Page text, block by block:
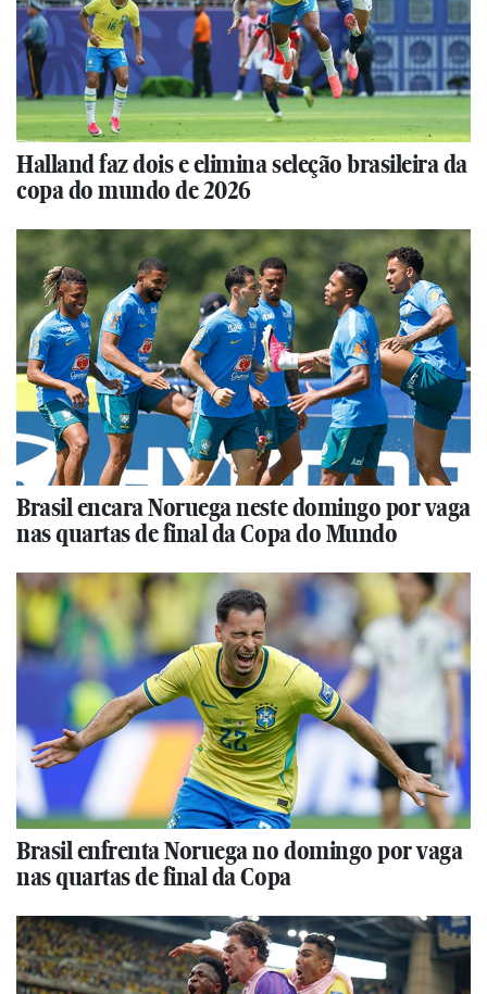
Halland faz dois e elimina seleção brasileira da
copa do mundo de 2026
Brasil encara Noruega neste domingo por vaga
nas quartas de final da Copa do Mundo
Brasil enfrenta Noruega no domingo por vaga
nas quartas de final da Copa